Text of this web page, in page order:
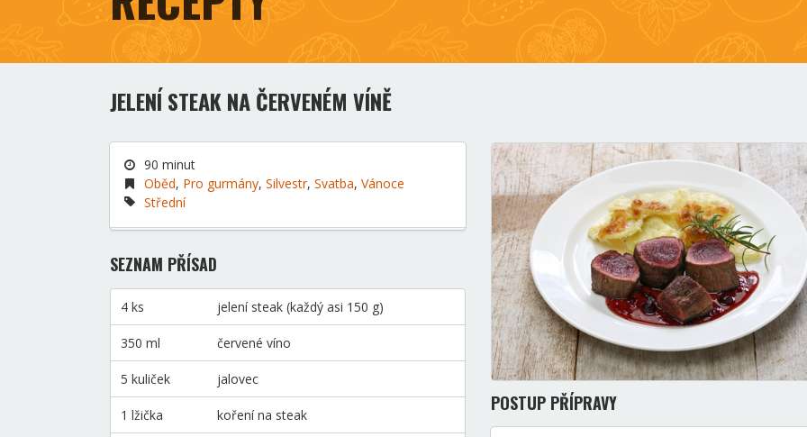
JELENÍ STEAK NA ČERVENÉM VÍNĚ
90 minut
Oběd, Pro gurmány,Silvestr,Svatba,Vánoce
Střední
SEZNAM PŘÍSAD
4 ks jelení steak (každý asi 150 g)
350 ml červené víno
5 kuliček jalovec
1 lžička koření na steak
POSTUP PŘÍPRAVY